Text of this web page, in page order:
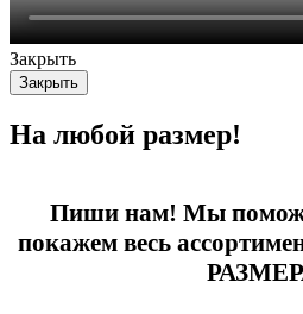
Закрыть
Закрыть
На любой размер!
Пиши нам! Мы
покажем весь